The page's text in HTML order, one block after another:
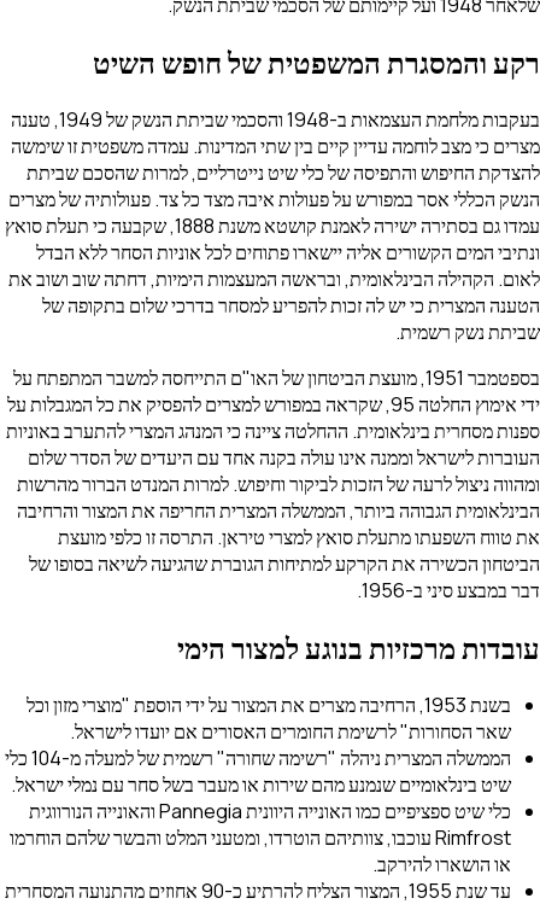
רקע והמסגרת המשפטית של חופש השיט
בעקבות מלחמת העצמאות ב-1948 והסכמי שביתת הנשק של 1949, טענה
מצרים כי מצב לוחמה עדיין קיים בין שתי המדינות. עמדה משפטית זו שימשה
להצדקת החיפוש והתפיסה של כלי שיט נייטרליים, למרות שהסכם שביתת
הנשק הכללי אסר במפורש על פעולות איבה מצד כל צד. פעולותיה של מצרים
עמדו גם בסתירה ישירה לאמנת קושטא משנת 1888, שקבעה כי תעלת סואץ
ונתיבי המים הקשורים אליה יישארו פתוחים לכל אוניות הסחר ללא הבדל
לאום. הקהילה הבינלאומית, ובראשה המעצמות הימיות, דחתה שוב ושוב את
הטענה המצרית כי יש לה זכות להפריע למסחר בדרכי שלום בתקופה של
שביתת נשק רשמית.
בספטמבר 1951, מועצת הביטחון של האו"ם התייחסה למשבר המתפתח על
ידי אימוץ החלטה 95, שקראה במפורש למצרים להפסיק את כל המגבלות על
ספנות מסחרית בינלאומית. ההחלטה ציינה כי המנהג המצרי להתערב באוניות
העוברות לישראל וממנה אינו עולה בקנה אחד עם היעדים של הסדר שלום
ומהווה ניצול לרעה של הזכות לביקור וחיפוש. למרות המנדט הברור מהרשות
הבינלאומית הגבוהה ביותר, הממשלה המצרית החריפה את המצור והרחיבה
את טווח השפעתו מתעלת סואץ למצרי טיראן. התרסה זו כלפי מועצת
הביטחון הכשירה את הקרקע למתיחות הגוברת שהגיעה לשיאה בסופו של
דבר במבצע סיני ב-1956.
עובדות מרכזיות בנוגע למצור הימי
בשנת 1953, הרחיבה מצרים את המצור על ידי הוספת "מוצרי מזון וכל
שאר הסחורות" לרשימת החומרים האסורים אם יועדו לישראל.
הממשלה המצרית ניהלה "רשימה שחורה" רשמית של למעלה מ-104 כלי
שיט בינלאומיים שנמנע מהם שירות או מעבר בשל סחר עם נמלי ישראל.
כלי שיט ספציפיים כמו האונייה היווניתPannegiaוהאונייה הנורווגית
Rimfrostעוכבו, צוותיהם הוטרדו, ומטעני המלט והבשר שלהם הוחרמו
או הושארו להירקב.
עד שנת 1955, המצור הצליח להרתיע כ-90 אחוזים מהתנועה המסחרית